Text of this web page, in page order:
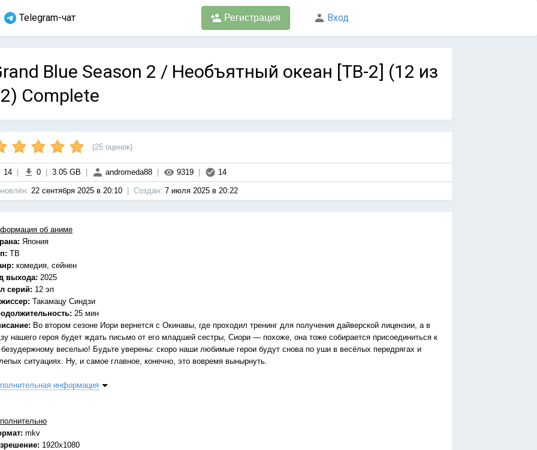
Telegram-чат Регистрация Вход
Blue Season 2 / Необъятный океан [ТВ-2] (12 из
Complete
(25 оценок)
14 0 3.05 GB andromeda88 9319 14
22 сентября 2025 в 20:10 Cоздан: 7 июля 2025 в 20:22
об аниме
Япония
ТВ
комедия, сейнен
выхода: 2025
серий: 12 эп
Такамацу Синдзи
25 мин
Во втором сезоне Иори вернется с Окинавы, где проходил тренинг для получения дайверской лицензии, а в
нашего героя будет ждать письмо от его младшей сестры, Сиори — похоже, она тоже собирается присоединиться к
веселью! Будьте уверены: скоро наши любимые герои будут снова по уши в весёлых передрягах и
ситуациях. Ну, и самое главное, конечно, это вовремя вынырнуть.
информация
mkv
1920x1080